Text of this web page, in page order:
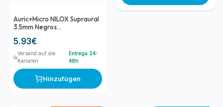
Auric+Micro NILOX Supraural
3.5mm Negros
(NXCM0000004)
5.93€
Versand auf die
Kanaren
Entrega 24-
48h
Hinzufügen